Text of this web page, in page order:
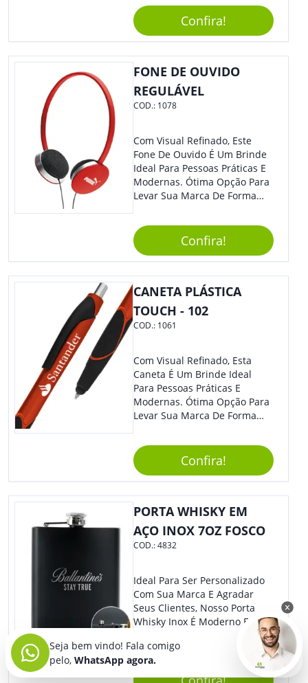
Reuniões Corporativas Ou Até
Mesmo Para Presentear
Colaboradores.
Confira!
FONE DE OUVIDO
REGULÁVEL
COD.: 1078
Com Visual Refinado, Este
Fone De Ouvido É Um Brinde
Ideal Para Pessoas Práticas E
Modernas. Ótima Opção Para
Levar Sua Marca De Forma
Sua Empresa Em Eventos,
Reuniões Corporativas Ou Até
Mesmo Para Presentear
Colaboradores E Parceiros De
Sua Empresa.
Confira!
CANETA PLÁSTICA
TOUCH - 102
COD.: 1061
Com Visual Refinado, Esta
Caneta É Um Brinde Ideal
Para Pessoas Práticas E
Modernas. Ótima Opção Para
Levar Sua Marca De Forma
Sua Empresa Em Eventos,
Reuniões Corporativas Ou Até
Mesmo Para Presentear
Colaboradores E Parceiros De
Sua Empresa.
Confira!
PORTA WHISKY EM
AÇO INOX 7OZ FOSCO
COD.:4832
Ideal Para Ser Personalizado
Com Sua Marca E Agradar
Seus Clientes, Nosso Porta
Whisky Inox É Moderno E
Design, O Brinde Será O
Grande Diferencial Em
Eventos E Feiras Corporativas.
Seja bem vindo! Fala comigo
pelo, WhatsApp agora.